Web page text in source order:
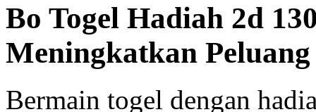
Bo Togel Hadiah 2d
Meningkatkan
Bermain togel dengan